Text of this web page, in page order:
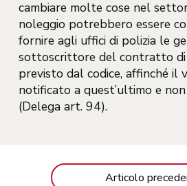
cambiare molte cose nel
noleggio potrebbero essere
fornire agli uffici di polizia le
sottoscrittore del contratto di
previsto dal codice, affinché il
notificato a quest’ultimo e non
(Delega art. 94).
Articolo